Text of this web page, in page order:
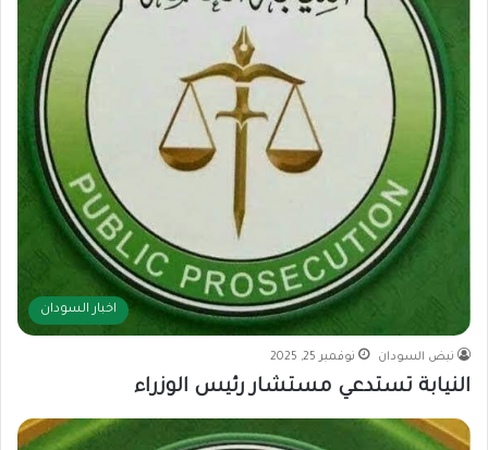
اخبار السودان
نبض السودان نوفمبر 25, 2025
النيابة تستدعي مستشار رئيس الوزراء